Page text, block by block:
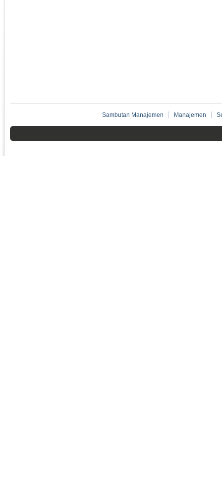
Sambutan Manajemen Manajemen